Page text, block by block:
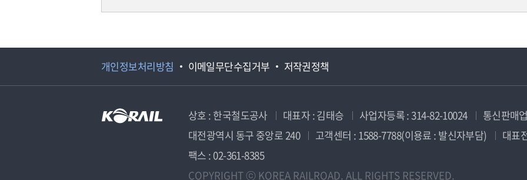
개인정보처리방침 이메일무단수집거부 저작권정책
상호 : 한국철도공사 대표자 : 김태승 사업자등록 : 314-82-10024
통신판매
대전광역시 동구 중앙로 240
고객센터 : 1588-7788(이용료 : 발신자부담)
대표
팩스 : 02-361-8385
COPYRIGHT ⓒ KOREA RAILROAD. ALL RIGHTS RESERVED.